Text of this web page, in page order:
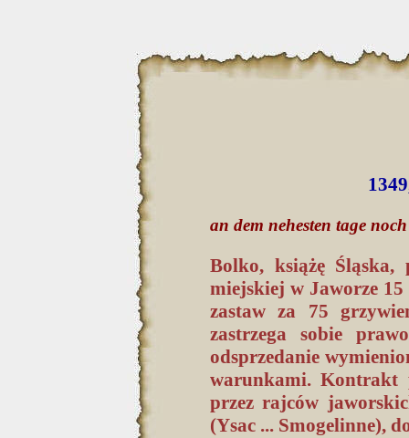
an dem nehesten tage
Bolko, książę
miejskiej w Jaworze
zastaw za 75
zastrzega sobie
odsprzedanie
warunkami. Kontrakt
przez rajców
(Ysac ... Smogelinne),